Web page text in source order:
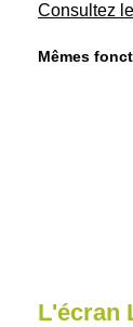
Consultez
Mêmes
L'écran